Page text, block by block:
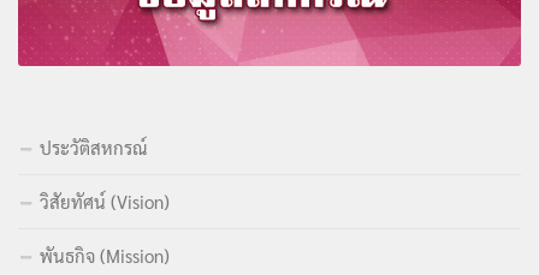
ประวัติสหกรณ์
วิสัยทัศน์ (Vision)
พันธกิจ (Mission)